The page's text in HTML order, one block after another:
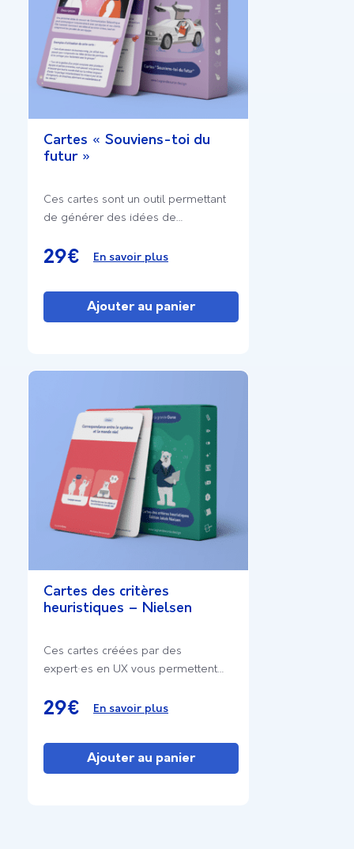
Cartes « Souviens-toi du
futur »
Ces cartes sont un outil permettant
de générer des idées de
service, et des idées ou solutions
En savoir plus
29€
Ajouter au panier
Cartes des critères
heuristiques – Nielsen
Ces cartes créées par des
expert·es en UX vous permettent
ergonomiques et de mener à bien
des critères de Jakob Nielsen.
En savoir plus
29€
Ajouter au panier